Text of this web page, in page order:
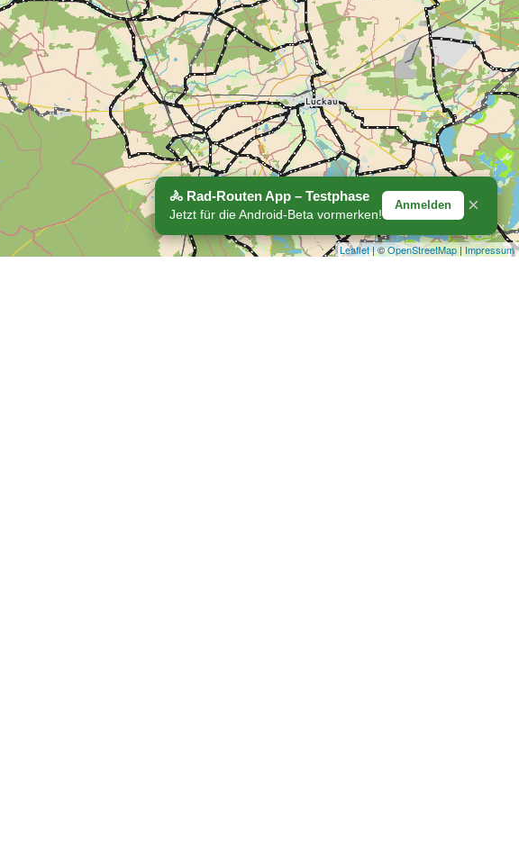
Leaflet| ©OpenStreetMap|Impressum
🚴 Rad-Routen App – Testphase
Jetzt für die Android-Beta vormerken!
Anmelden ×